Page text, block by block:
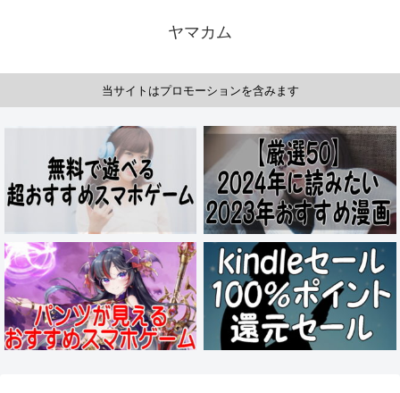
ヤマカム
当サイトはプロモーションを含みます